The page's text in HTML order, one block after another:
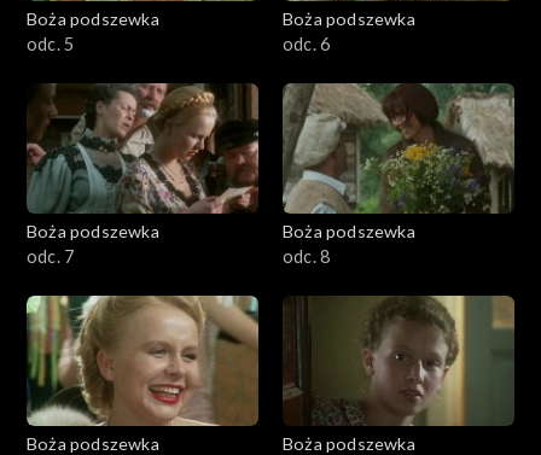
Boża podszewka
odc. 5
Boża podszewka
odc. 6
Boża podszewka
odc. 7
Boża podszewka
odc. 8
Boża podszewka
Boża podszewka